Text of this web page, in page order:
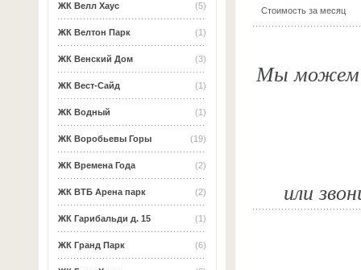
(5)
ЖК Велл Хаус
(1)
ЖК Велтон Парк
(3)
ЖК Венский Дом
(1)
ЖК Вест-Сайд
(1)
ЖК Водный
(19)
ЖК Воробьевы Горы
(2)
ЖК Времена Года
(2)
ЖК ВТБ Арена парк
(1)
ЖК Гарибальди д. 15
(6)
ЖК Гранд Парк
Стоимость за месяц
Мы можем
или